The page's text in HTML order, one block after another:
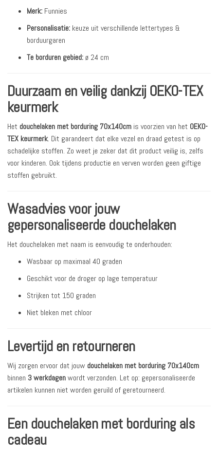
Merk: Funnies
Personalisatie: keuze uit verschillende lettertypes &
borduurgaren
Te borduren gebied:ø 24 cm
Duurzaam en veilig dankzij OEKO-TEX
keurmerk
Het douchelaken met borduring 70x140cm is voorzien van het OEKO-
TEX keurmerk. Dit garandeert dat elke vezel en draad getest is op
schadelijke stoffen. Zo weet je zeker dat dit product veilig is, zelfs
voor kinderen. Ook tijdens productie en verven worden geen giftige
stoffen gebruikt.
Wasadvies voor jouw
gepersonaliseerde douchelaken
Het douchelaken met naam is eenvoudig te onderhouden:
Wasbaar op maximaal 40 graden
Geschikt voor de droger op lage temperatuur
Strijken tot 150 graden
Niet bleken met chloor
Levertijd en retourneren
Wij zorgen ervoor dat jouw douchelaken met borduring 70x140cm
binnen 3 werkdagenwordt verzonden. Let op: gepersonaliseerde
artikelen kunnen niet worden geruild of geretourneerd.
Een douchelaken met borduring als
cadeau